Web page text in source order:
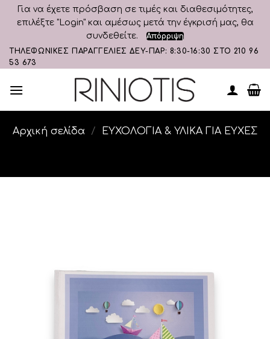
Για να έχετε πρόσβαση σε τιμές και διαθεσιμότητες,
επιλέξτε "Login" και αμέσως μετά την έγκρισή μας, θα
συνδεθείτε.
Απόρριψη
Skip
to
ΤΗΛΕΦΩΝΙΚΕΣ ΠΑΡΑΓΓΕΛΙΕΣ ΔΕΥ-ΠΑΡ: 8:30-16:30 ΣΤΟ 210 96
53 673
Αρχική σελίδα / ΕΥΧΟΛΟΓΙΑ & ΥΛΙΚΑ ΓΙΑ ΕΥΧΕΣ